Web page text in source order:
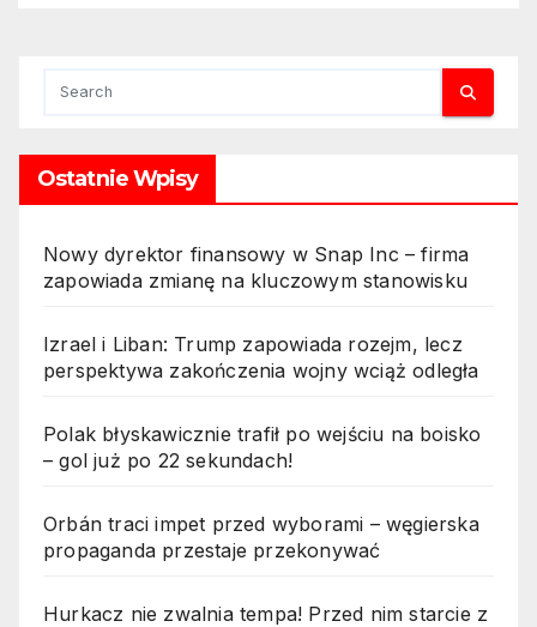
Ostatnie Wpisy
Nowy dyrektor finansowy w Snap Inc – firma
zapowiada zmianę na kluczowym stanowisku
Izrael i Liban: Trump zapowiada rozejm, lecz
perspektywa zakończenia wojny wciąż odległa
Polak błyskawicznie trafił po wejściu na boisko
– gol już po 22 sekundach!
Orbán traci impet przed wyborami – węgierska
propaganda przestaje przekonywać
Hurkacz nie zwalnia tempa! Przed nim starcie z